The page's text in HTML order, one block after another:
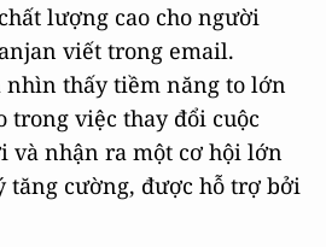
lượng cao cho người
viết trong email.
nhìn thấy tiềm năng to lớn
trong việc thay đổi cuộc
và nhận ra một cơ hội lớn
tăng cường, được hỗ trợ bởi